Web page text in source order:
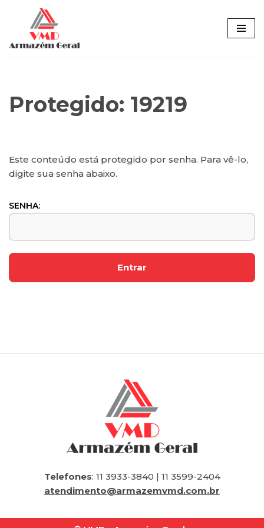
Pular
para
Protegido: 19219
Este conteúdo está protegido por senha. Para vê-lo,
digite sua senha abaixo.
SENHA:
Telefones: 11 3933-3840 | 11 3599-2404
atendimento@armazemvmd.com.br